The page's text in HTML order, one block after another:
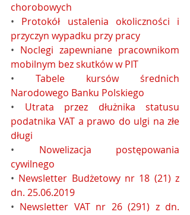
chorobowych
• Protokół ustalenia okoliczności i
przyczyn wypadku przy pracy
• Noclegi zapewniane pracownikom
mobilnym bez skutków w PIT
• Tabele kursów średnich
Narodowego Banku Polskiego
• Utrata przez dłużnika statusu
podatnika VAT a prawo do ulgi na złe
długi
• Nowelizacja postępowania
cywilnego
• Newsletter Budżetowy nr 18 (21) z
dn. 25.06.2019
• Newsletter VAT nr 26 (291) z dn.